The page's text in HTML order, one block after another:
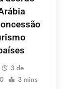
3 de
0 3 mins